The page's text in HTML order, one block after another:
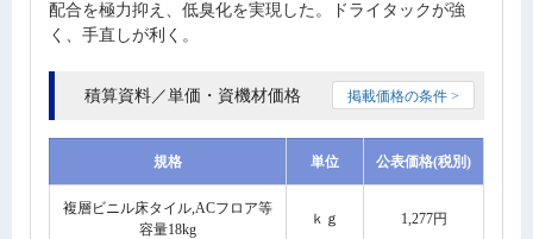
配合を極力抑え、低臭化を実現した。ドライタックが強
く、手直しが利く。
積算資料／単価・資機材価格 掲載価格の条件 >
規格 単位 公表価格(税別)
複層ビニル床タイル,ACフロア等
容量18kg
ｋｇ 1,277円